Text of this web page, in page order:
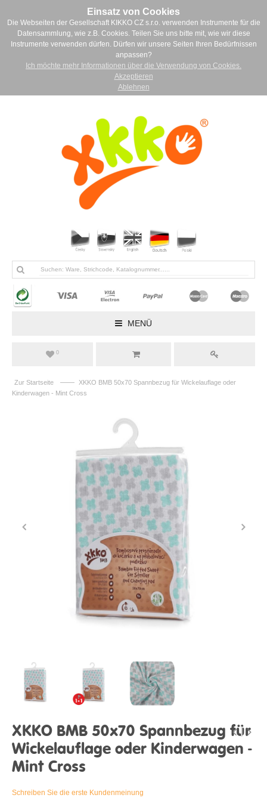
Einsatz von Cookies
Die Webseiten der Gesellschaft KIKKO CZ s.r.o. verwenden Instrumente für die
Datensammlung, wie z.B. Cookies. Teilen Sie uns bitte mit, wie wir diese
Instrumente verwenden dürfen. Dürfen wir unsere Seiten Ihren Bedürfnissen
anpassen?
Ich möchte mehr Informationen über die Verwendung von Cookies.
Akzeptieren
Ablehnen
MENÜ
0
Zur Startseite ——
XKKO BMB 50x70 Spannbezug für Wickelauflage oder
Kinderwagen - Mint Cross
XKKO BMB 50x70 Spannbezug für
Wickelauflage oder Kinderwagen -
Mint Cross
Schreiben Sie die erste Kundenmeinung